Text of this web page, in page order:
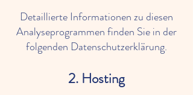
Detaillierte Informationen zu diesen
Analyseprogrammen finden Sie in der
folgenden Datenschutzerklärung.
2. Hosting